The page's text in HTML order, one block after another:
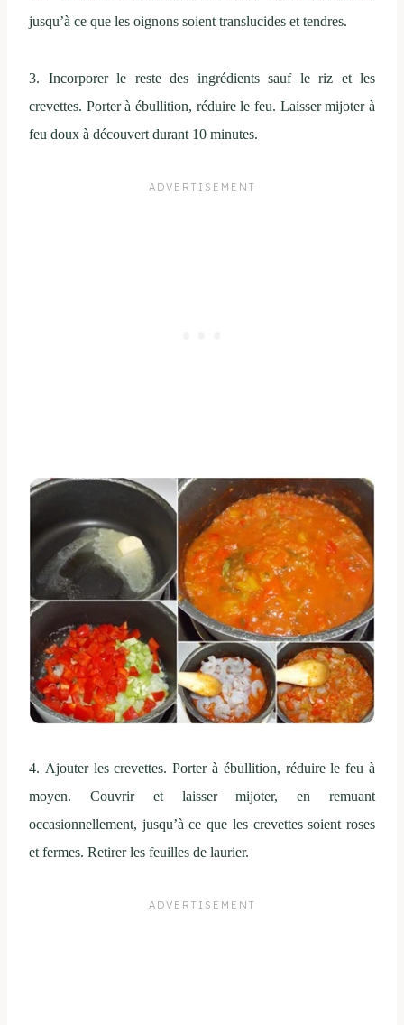
jusqu’à ce que les oignons soient translucides et tendres.
3. Incorporer le reste des ingrédients sauf le riz et les
crevettes. Porter à ébullition, réduire le feu. Laisser mijoter à
feu doux à découvert durant 10 minutes.
4. Ajouter les crevettes.Porter à ébullition, réduire le feuà
moyen.
Couvrir et laisser mijoter, en remuant
occasionnellement, jusqu’à ce que les crevettes soient roses
et fermes. Retirer les feuilles de laurier.